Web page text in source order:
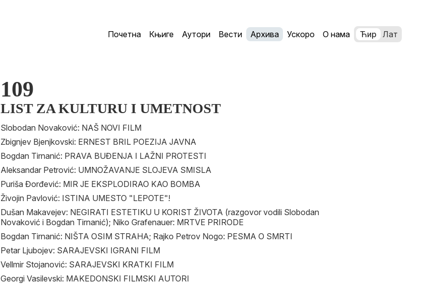
Почетна Књиге Аутори Вести Архива Ускоро О нама Ћир Лат
109
LIST ZA KULTURU I UMETNOST
Slobodan Novaković: NAŠ NOVI FILM
Zbignjev Bjenjkovski: ERNEST BRIL POEZIJA JAVNA
Bogdan Tirnanić: PRAVA BUĐENJA I LAŽNI PROTESTI
Aleksandar Petrović: UMNOŽAVANJE SLOJEVA SMISLA
Puriša Đorđević: MIR JE EKSPLODIRAO KAO BOMBA
Živojin Pavlović: ISTINA UMESTO "LEPOTE"!
Dušan Makavejev: NEGIRATI ESTETIKU U KORIST ŽIVOTA (razgovor vodili Slobodan
Novaković i Bogdan Tirnanić); Niko Grafenauer: MRTVE PRIRODE
Bogdan Tirnanić: NIŠTA OSIM STRAHA; Rajko Petrov Nogo: PESMA O SMRTI
Petar Ljubojev: SARAJEVSKI IGRANI FILM
Vellmir Stojanović: SARAJEVSKI KRATKI FILM
Georgi Vasilevski: MAKEDONSKI FILMSKI AUTORI